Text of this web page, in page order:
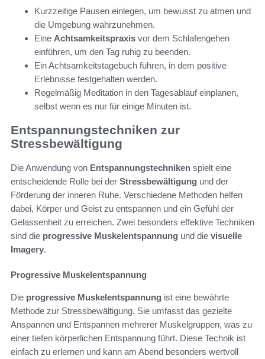
Kurzzeitige Pausen einlegen, um bewusst zu atmen und
die Umgebung wahrzunehmen.
Eine Achtsamkeitspraxis vor dem Schlafengehen
einführen, um den Tag ruhig zu beenden.
Ein Achtsamkeitstagebuch führen, in dem positive
Erlebnisse festgehalten werden.
Regelmäßig Meditation in den Tagesablauf einplanen,
selbst wenn es nur für einige Minuten ist.
Entspannungstechniken zur
Stressbewältigung
Die Anwendung von Entspannungstechniken spielt eine
entscheidende Rolle bei der Stressbewältigung und der
Förderung der inneren Ruhe. Verschiedene Methoden helfen
dabei, Körper und Geist zu entspannen und ein Gefühl der
Gelassenheit zu erreichen. Zwei besonders effektive Techniken
sind die progressive Muskelentspannung und die visuelle
Imagery.
Progressive Muskelentspannung
Die progressive Muskelentspannung ist eine bewährte
Methode zur Stressbewältigung. Sie umfasst das gezielte
Anspannen und Entspannen mehrerer Muskelgruppen, was zu
einer tiefen körperlichen Entspannung führt. Diese Technik ist
einfach zu erlernen und kann am Abend besonders wertvoll